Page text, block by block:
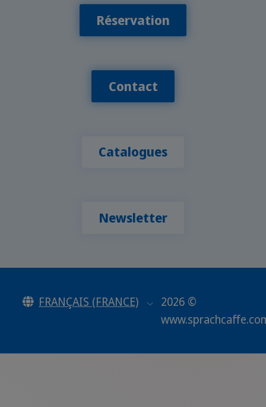
Réservation
Contact
Catalogues
Newsletter
FRANÇAIS (FRANCE)
2026 ©